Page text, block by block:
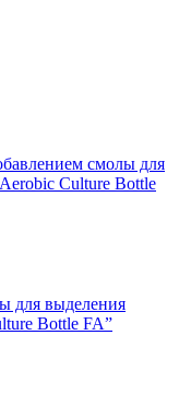
смолы для
Culture Bottle
для выделения
Bottle FA”